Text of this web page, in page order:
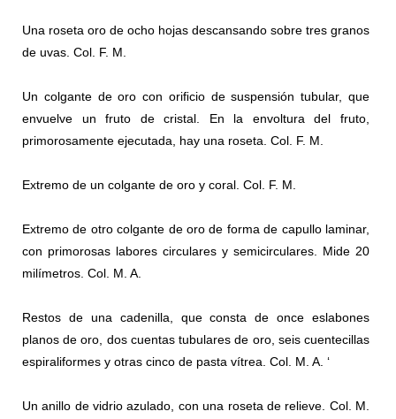
Una roseta oro de ocho hojas descansando sobre tres granos
de uvas. Col. F. M.
Un colgante de oro con oriﬁcio de suspensión tubular, que
envuelve un fruto de cristal. En la envoltura del fruto,
primorosamente ejecutada, hay una roseta. Col. F. M.
Extremo de un colgante de oro y coral. Col. F. M.
Extremo de otro colgante de oro de forma de capullo laminar,
con primorosas labores circulares y semicirculares. Mide 20
milímetros. Col. M. A.
Restos de una cadenilla, que consta de once eslabones
planos de oro, dos cuentas tubulares de oro, seis cuentecillas
espiraliformes y otras cinco de pasta vítrea. Col. M. A. ‘
Un anillo de vidrio azulado, con una roseta de relieve. Col. M.